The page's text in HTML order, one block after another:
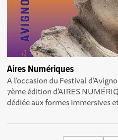
Aires Numériques
A l’occasion du Festival
7ème édition d’AIRES
dédiée aux formes immersives